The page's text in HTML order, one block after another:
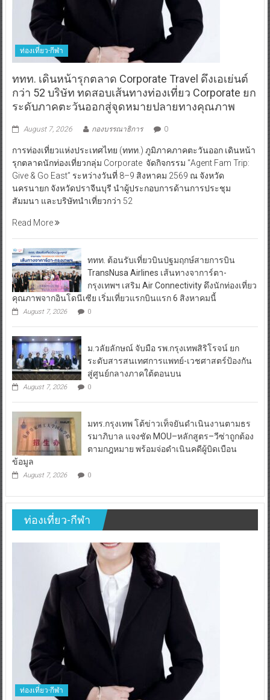
ท่องเที่ยว-กีฬา
ททท. เดินหน้ารุกตลาด Corporate Travel ดึงเอเย่นต์
กว่า 52 บริษัท ทดสอบเส้นทางท่องเที่ยว Corporate ยก
ระดับภาคตะวันออกสู่จุดหมายปลายทางคุณภาพ
August 7, 2026 กองบรรณาธิการ 0
การท่องเที่ยวแห่งประเทศไทย (ททท.) ภูมิภาคภาคตะวันออก เดินหน้า
รุกตลาดนักท่องเที่ยวกลุ่ม Corporate จัดกิจกรรม “Agent Fam Trip:
Give & Go East” ระหว่างวันที่ 8–9 สิงหาคม 2569 ณ จังหวัด
นครนายก จังหวัดปราจีนบุรี นำผู้ประกอบการด้านการประชุม
สัมมนา และบริษัทนำเที่ยวกว่า 52
Read More
ททท. ต้อนรับเที่ยวบินปฐมฤกษ์สายการบิน
TransNusa Airlines เส้นทางจาการ์ตา-
กรุงเทพฯ เสริม Air Connectivity ดึงนักท่องเที่ยว
คุณภาพจากอินโดนีเซีย เริ่มเที่ยวแรกบินแรก 6 สิงหาคมนี้
August 7, 2026 0
ม.วลัยลักษณ์ จับมือ รพ.กรุงเทพสิริโรจน์ ยก
ระดับสารสนเทศการแพทย์-เวชศาสตร์ป้องกัน
สู่ศูนย์กลางภาคใต้ตอนบน
August 7, 2026 0
มทร.กรุงเทพ โต้ข่าวเท็จยันดำเนินงานตามธร
รมาภิบาล แจงชัด MOU–หลักสูตร–วีซ่าถูกต้อง
ตามกฎหมาย พร้อมจ่อดำเนินคดีผู้บิดเบือน
ข้อมูล
August 7, 2026 0
ท่องเที่ยว-กีฬา
ท่องเที่ยว-กีฬา